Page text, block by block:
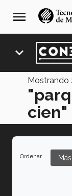
navegación
principal
menu
expand_more
Mostrando
cien"
Ordenar